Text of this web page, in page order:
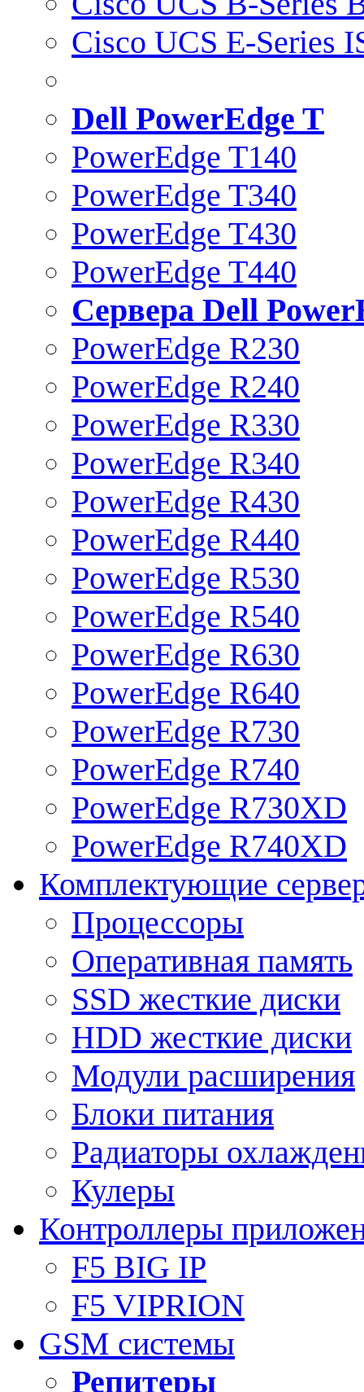
Cisco UCS E-Series
Dell PowerEdge T
PowerEdge T140
PowerEdge T340
PowerEdge T430
PowerEdge T440
Сервера Dell
PowerEdge R230
PowerEdge R240
PowerEdge R330
PowerEdge R340
PowerEdge R430
PowerEdge R440
PowerEdge R530
PowerEdge R540
PowerEdge R630
PowerEdge R640
PowerEdge R730
PowerEdge R740
PowerEdge R730XD
PowerEdge R740XD
Комплектующие
Процессоры
Оперативная память
SSD жесткие диски
HDD жесткие диски
Модули расширения
Блоки питания
Радиаторы
Кулеры
Контроллеры
F5 BIG IP
F5 VIPRION
GSM системы
Репитеры